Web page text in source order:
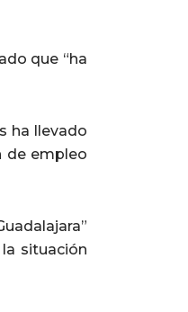
que “ha
ha llevado
de empleo
situación